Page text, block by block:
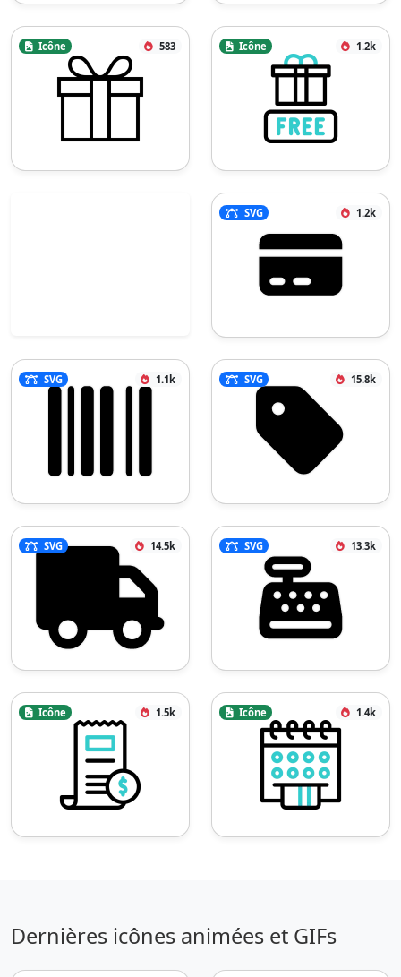
Icône 583 Icône 1.2k
SVG 1.2k
SVG 1.1k SVG 15.8k
SVG 14.5k SVG 13.3k
Icône 1.5k Icône 1.4k
Dernières icônes animées et GIFs